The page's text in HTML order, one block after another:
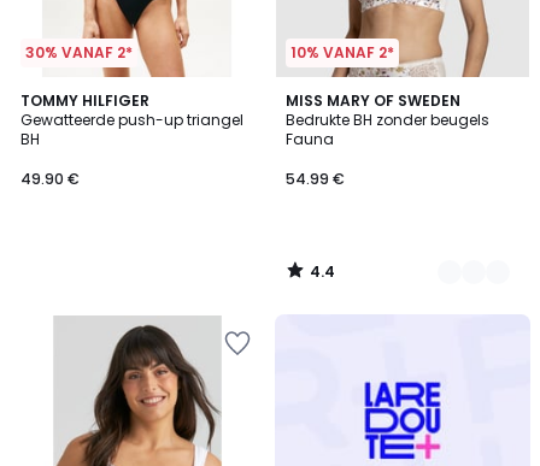
30% VANAF 2*
TOMMY HILFIGER
Gewatteerde push-up triangel
BH
49.90 €
10% VANAF 2*
MISS MARY OF SWEDEN
Bedrukte BH zonder beugels
Fauna
54.99 €
4.4
/ 5
2
Kleuren
4.4
/